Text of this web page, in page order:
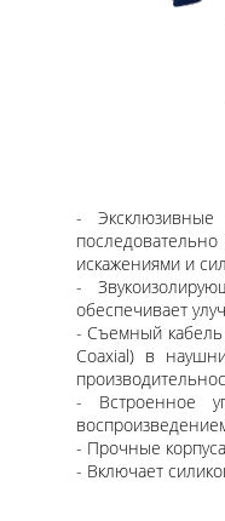
-
искажениями и
-
обеспечивает
- Съемный кабель
Coaxial) в
- Встроенное
- Прочные
- Включает